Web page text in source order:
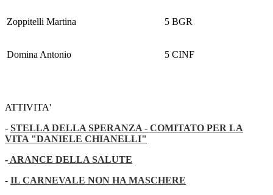
Zoppitelli Martina 5 BGR
Domina Antonio 5 CINF
ATTIVITA'
- STELLA DELLA SPERANZA - COMITATO PER LA
VITA "DANIELE CHIANELLI"
- ARANCE DELLA SALUTE
- IL CARNEVALE NON HA MASCHERE